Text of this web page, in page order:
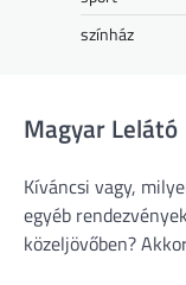
színház
Magyar Lelátó
Kíváncsi vagy,
egyéb
közeljövőben?